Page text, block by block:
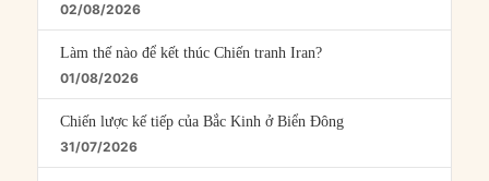
02/08/2026
Làm thế nào để kết thúc Chiến tranh Iran?
01/08/2026
Chiến lược kế tiếp của Bắc Kinh ở Biển Đông
31/07/2026